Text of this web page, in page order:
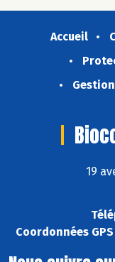
Accueil
19
Coordonnées